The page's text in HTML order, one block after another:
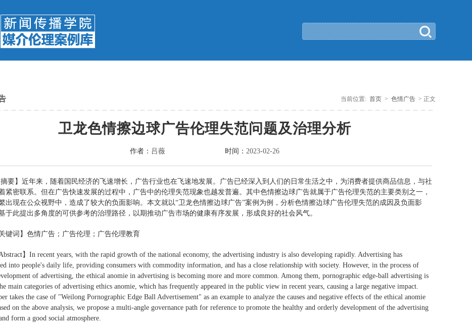
当前位置: 首页 > 色情广告 > 正文
卫龙色情擦边球广告伦理失范问题及治理分析
作者： 吕薇 时间： 2023-02-26
摘要】 近年来，随着国民经济的飞速增长，广告行业也在飞速地发展。广告已经深入到人们的日常生活之中，为消费者提供商品信息，与社
紧密联系。但在广告快速发展的过程中，广告中的伦理失范现象也越发普遍。其中色情擦边球广告就属于广告伦理失范的主要类别之一，
出现在公众视野中，造成了较大的负面影响。本文就以“卫龙色情擦边球广告”案例为例，分析色情擦边球广告伦理失范的成因及负面影
于此提出多角度的可供参考的治理路径，以期推动广告市场的健康有序发展，形成良好的社会风气。
键词】 色情广告；广告伦理；广告伦理教育
Abstract】In recent years, with the rapid growth of the national economy, the advertising industry is also developing rapidly. Advertising has
into people's daily life, providing consumers with commodity information, and has a close relationship with society. However, in the process of
of advertising, the ethical anomie in advertising is becoming more and more common. Among them, pornographic edge-ball advertising is
main categories of advertising ethics anomie, which has frequently appeared in the public view in recent years, causing a large negative impact.
takes the case of "Weilong Pornographic Edge Ball Advertisement" as an example to analyze the causes and negative effects of the ethical anomie
on the above analysis, we propose a multi-angle governance path for reference to promote the healthy and orderly development of the advertising
form a good social atmosphere.